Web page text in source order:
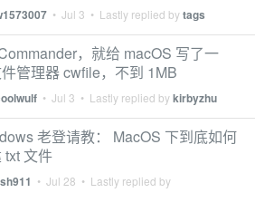
• Jul 3 • Lastly replied bytags
，就给 macOS 写了一
管理器 cwfile，不到 1MB
• Jul 3 • Lastly replied bykirbyzhu
老登请教： MacOS 下到底如何
txt 文件
• Jul 28 • Lastly replied by